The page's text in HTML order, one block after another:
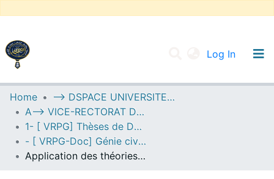
Log In
UNIVERSITY OF D.L SIDI BEL ABBES
Communities & Collections
All of DSpace
Statistics
Home
--> DSPACE UNIVERSITE DJILALLI LIABES DE SIDI BEL ABBES
A--> VICE-RECTORAT DE LA POST-GRADUATION
1- [ VRPG] Thèses de Doctorat
- [ VRPG-Doc] Génie civil --- هندسة مدنية
Application des théories à ordre élevé de déformation de cisaillement pour l’étude du comportement mécanique des plaques épaisses